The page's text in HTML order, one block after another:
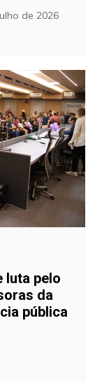
de 2026
luta pelo
da
pública